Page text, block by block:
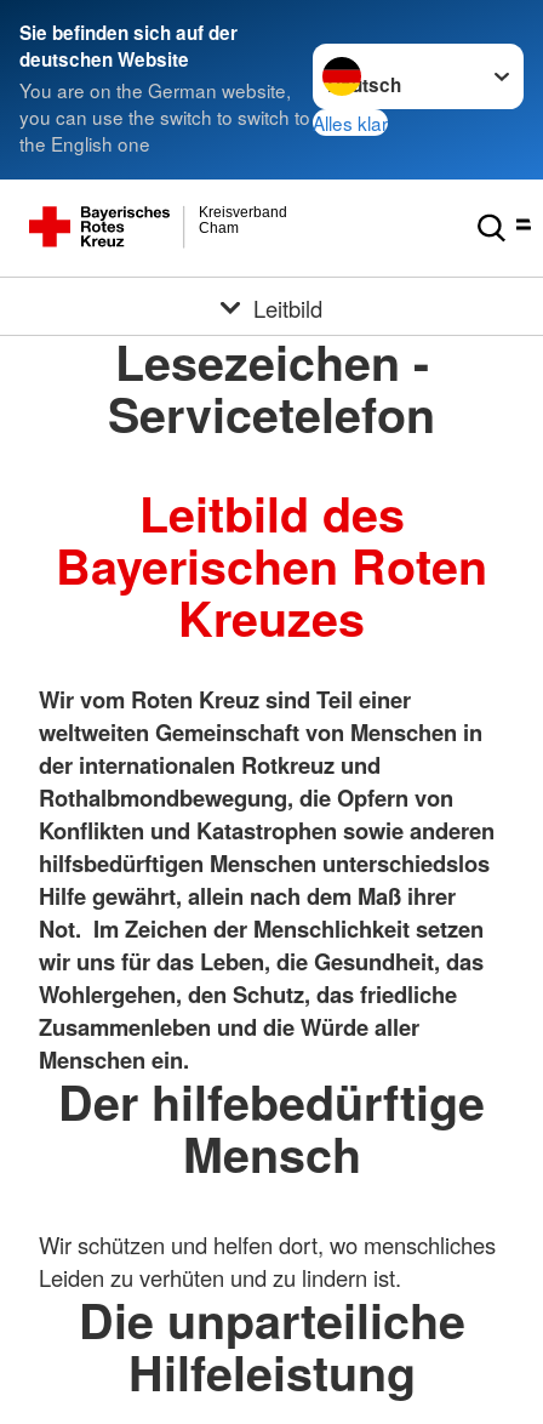
Sie befinden sich auf der
deutschen Website
You are on the German website,
you can use the switch to switch to
the English one
Sprache wechseln zu
Alles klar
Cham
Kreisverband
Leitbild
Lesezeichen -
Servicetelefon
Leitbild des
Bayerischen Roten
Kreuzes
Wir vom Roten Kreuz sind Teil einer
weltweiten Gemeinschaft von Menschen in
der internationalen Rotkreuz und
Rothalbmondbewegung, die Opfern von
Konflikten und Katastrophen sowie anderen
hilfsbedürftigen Menschen unterschiedslos
Hilfe gewährt, allein nach dem Maß ihrer
Not. Im Zeichen der Menschlichkeit setzen
wir uns für das Leben, die Gesundheit, das
Wohlergehen, den Schutz, das friedliche
Zusammenleben und die Würde aller
Menschen ein.
Der hilfebedürftige
Mensch
Wir schützen und helfen dort, wo menschliches
Leiden zu verhüten und zu lindern ist.
Die unparteiliche
Hilfeleistung